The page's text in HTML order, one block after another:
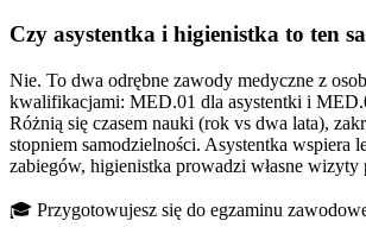
Czy asystentka i higienistka to ten
Nie. To dwa odrębne zawody medyczne z
kwalifikacjami: MED.01 dla asystentki i
Różnią się czasem nauki (rok vs dwa lata),
stopniem samodzielności. Asystentka wspiera
zabiegów, higienistka prowadzi własne wizyty
🎓 Przygotowujesz się do egzaminu